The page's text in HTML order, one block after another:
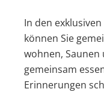
In den
können Sie
wohnen,
gemeinsam
Erinnerungen